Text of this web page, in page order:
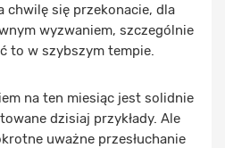
chwilę się przekonacie, dla
wyzwaniem, szczególnie
to w szybszym tempie.
na ten miesiąc jest solidnie
dzisiaj przykłady. Ale
uważne przesłuchanie